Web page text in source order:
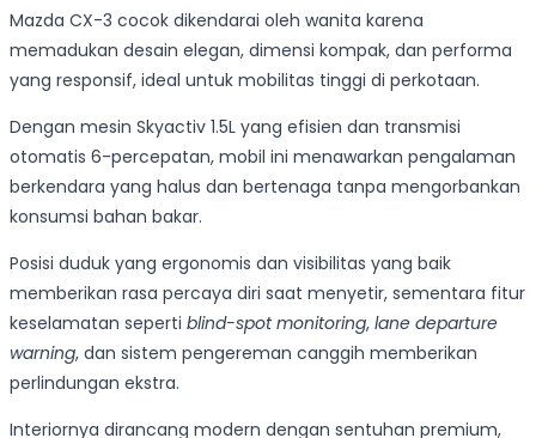
Mazda CX-3 cocok dikendarai oleh wanita karena
memadukan desain elegan, dimensi kompak, dan performa
yang responsif, ideal untuk mobilitas tinggi di perkotaan.
Dengan mesin Skyactiv 1.5L yang efisien dan transmisi
otomatis 6-percepatan, mobil ini menawarkan pengalaman
berkendara yang halus dan bertenaga tanpa mengorbankan
konsumsi bahan bakar.
Posisi duduk yang ergonomis dan visibilitas yang baik
memberikan rasa percaya diri saat menyetir, sementara fitur
keselamatan seperti blind-spot monitoring, lane departure
warning, dan sistem pengereman canggih memberikan
perlindungan ekstra.
Interiornya dirancang modern dengan sentuhan premium,